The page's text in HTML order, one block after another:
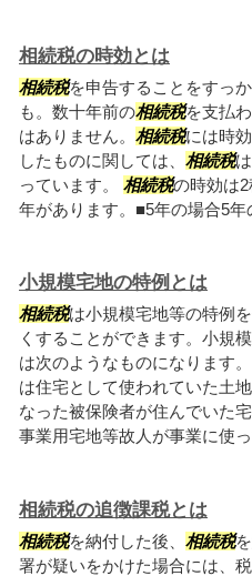
相続税の時効とは
相続税を申告することをすっ
も。数十年前の相続税を支払
はありません。 相続税には時
したものに関しては、 相続税
っています。 相続税の時効は
年があります。■5年の場合5年
小規模宅地の特例とは
相続税は小規模宅地等の特例
くすることができます。小規
は次のようなものになります
は住宅として使われていた土
なった被保険者が住んでいた
事業用宅地等故人が事業に使
相続税の追徴課税とは
相続税を納付した後、 相続税
署が疑いをかけた場合には、